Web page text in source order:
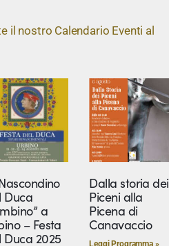
il nostro Calendario Eventi al
Duca
a
– Festa
Duca 2025
Dalla storia dei
Piceni alla
Picena di
Canavaccio
Leggi Programma »